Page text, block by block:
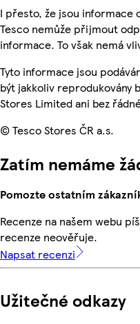
I přesto, že jsou informace
Tesco nemůže přijmout
informace. To však nemá
Tyto informace jsou
být jakkoliv reprodukovány
Stores Limited ani bez
© Tesco Stores ČR a.s.
Zatím nemáme
Pomozte ostatním
Recenze na našem webu
recenze neověřuje.
Napsat recenzi
Užitečné odkazy